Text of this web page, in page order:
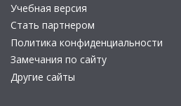
Учебная версия
Стать партнером
Политика конфиденциальности
Замечания по сайту
Другие сайты